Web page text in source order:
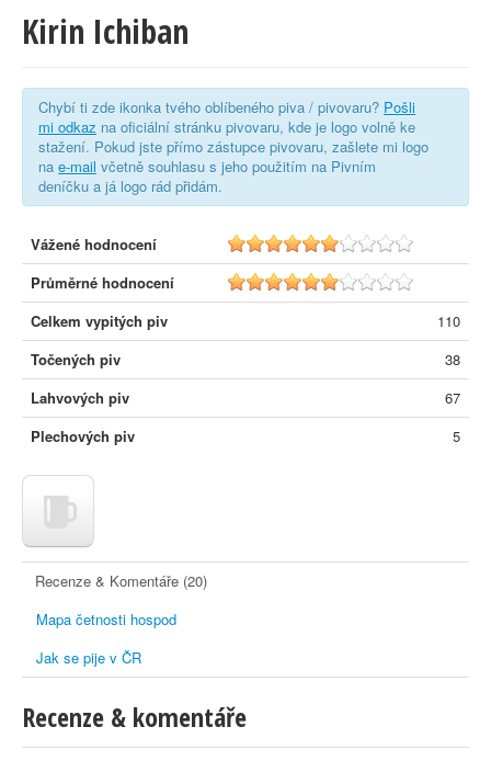
Kirin Ichiban
Chybí ti zde ikonka tvého oblíbeného piva / pivovaru? Pošli
mi odkaz na oficiální stránku pivovaru, kde je logo volně ke
stažení. Pokud jste přímo zástupce pivovaru, zašlete mi logo
na e-mail včetně souhlasu s jeho použitím na Pivním
deníčku a já logo rád přidám.
Vážené hodnocení
5.8
Průměrné hodnocení
5.7
Celkem vypitých piv
110
Točených piv
38
Lahvových piv
67
Plechových piv
5
Recenze & Komentáře (20)
Mapa četnosti hospod
Jak se pije v ČR
Recenze & komentáře